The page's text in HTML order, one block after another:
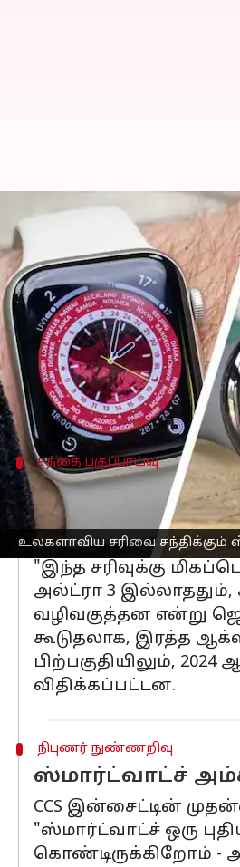
உலகளாவிய சரிவை சந்திக்கும்
உலகளாவிய
எழுதியவர் Venkatalakshmi V Mar 12,
செய்தி முன்னோட்டம்
கவுண்டர்பாயிண்ட்
சந்தையில்
சந்தை பகுப்பாய்வு
ஆப்பிளின் வட
கவுண்டர்பாயிண்டின்
காரணிகள் உள்ளது
"இந்த சரிவுக்கு
அல்ட்ரா 3 இல்லாததும்,
வழிவகுத்தன என்று
கூடுதலாக, இரத்த
பிற்பகுதியிலும்,
விதிக்கப்பட்டன.
நிபுணர் நுண்ணறிவு
ஸ்மார்ட்வாட்ச்
CCS இன்சைட்டின்
"ஸ்மார்ட்வாட்ச் ஒரு
கொண்டிருக்கிறோம் -